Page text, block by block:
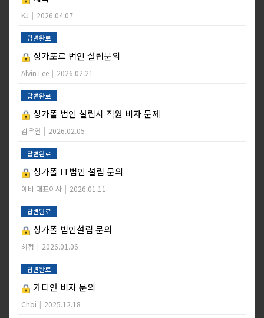
KJ | 2026.04.07
답변완료
싱가포르 법인 설립문의
Alvin Lee | 2026.02.21
답변완료
싱가폴 법인 설립시 직원 비자 문제
김우열 | 2026.02.05
답변완료
싱가폴 IT법인 설립 문의
예비 대표이사 | 2026.01.11
답변완료
싱가폴 법인설립 문의
허정 | 2026.01.06
답변완료
가디언 비자 문의
Choi | 2025.12.18